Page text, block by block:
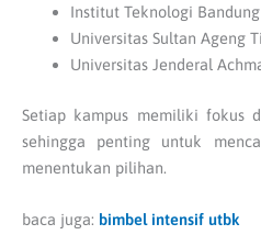
Institut Teknologi Bandung
Universitas Sultan Ageng
Universitas Jenderal
Setiap kampus memiliki fokus
sehingga penting untuk
menentukan pilihan.
baca juga: bimbel intensif utbk